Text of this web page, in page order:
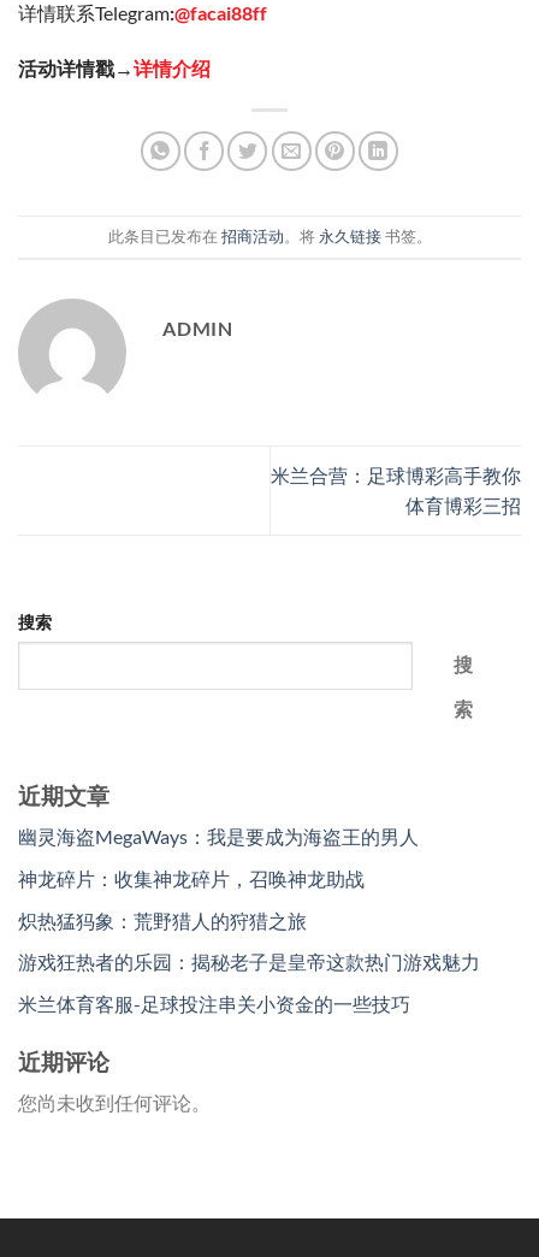
详情联系Telegram:@facai88ff
活动详情戳→详情介绍
此条目已发布在 招商活动。将永久链接书签。
ADMIN
米兰合营：足球博彩高手教你
体育博彩三招
搜索
搜
索
近期文章
幽灵海盗MegaWays：我是要成为海盗王的男人
神龙碎片：收集神龙碎片，召唤神龙助战
炽热猛犸象：荒野猎人的狩猎之旅
游戏狂热者的乐园：揭秘老子是皇帝这款热门游戏魅力
米兰体育客服-足球投注串关小资金的一些技巧
近期评论
您尚未收到任何评论。